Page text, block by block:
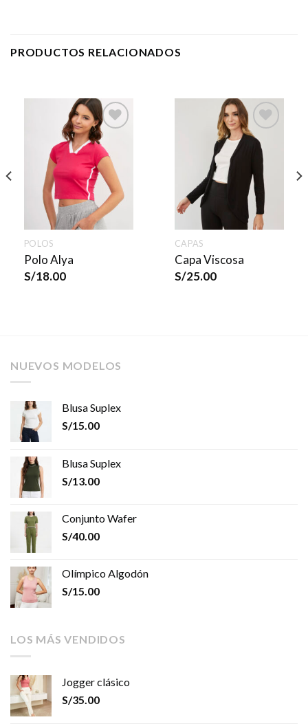
PRODUCTOS RELACIONADOS
POLOS
Polo Alya
S/18.00
CAPAS
Capa Viscosa
S/25.00
NUEVOS MODELOS
Blusa Suplex
S/15.00
Blusa Suplex
S/13.00
Conjunto Wafer
S/40.00
Olímpico Algodón
S/15.00
LOS MÁS VENDIDOS
Jogger clásico
S/35.00